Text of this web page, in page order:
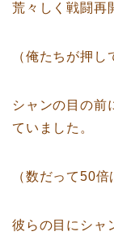
荒々しく戦闘再
（俺たちが押し
シャンの目の前
ていました。
（数だって50
彼らの目にシャ